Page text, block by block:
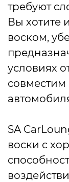
требуют
Вы хотите
воском,
условиях
SA
воски с